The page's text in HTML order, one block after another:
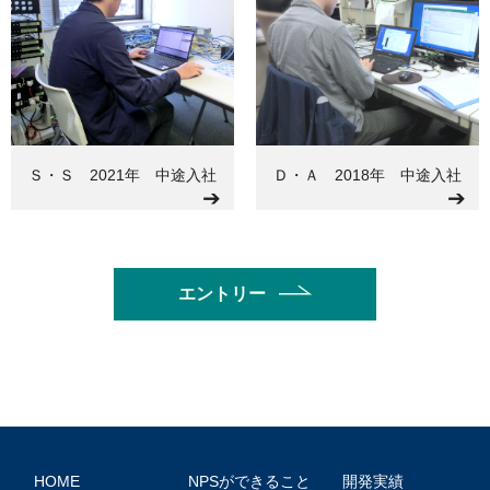
Ｓ・Ｓ 2021年 中途入社
➔
Ｄ・Ａ 2018年 中途入社
➔
エントリー
HOME NPSができること 開発実績